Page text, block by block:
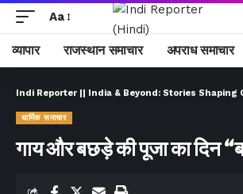
Aa
व्यापार राजस्थान समाचार अपराध समाचार
Indi Reporter || India & Beyond: Stories Shaping
धार्मिक समाचार
गाय और बछड़े की पूजा का दिन